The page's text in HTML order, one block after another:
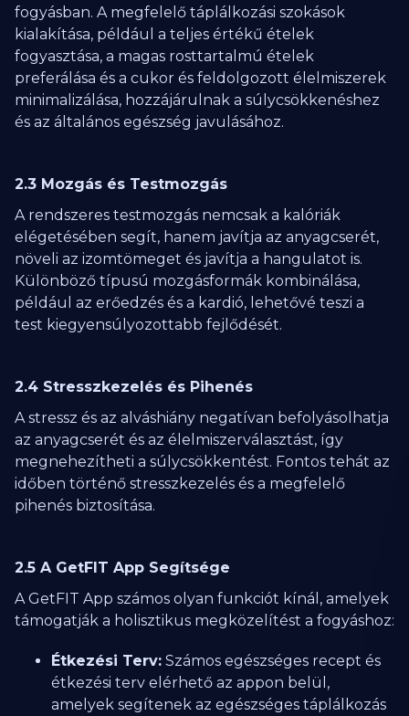
fogyásban. A megfelelő táplálkozási szokások
kialakítása, például a teljes értékű ételek
fogyasztása, a magas rosttartalmú ételek
preferálása és a cukor és feldolgozott élelmiszerek
minimalizálása, hozzájárulnak a súlycsökkenéshez
és az általános egészség javulásához.
2.3 Mozgás és Testmozgás
A rendszeres testmozgás nemcsak a kalóriák
elégetésében segít, hanem javítja az anyagcserét,
növeli az izomtömeget és javítja a hangulatot is.
Különböző típusú mozgásformák kombinálása,
például az erőedzés és a kardió, lehetővé teszi a
test kiegyensúlyozottabb fejlődését.
2.4 Stresszkezelés és Pihenés
A stressz és az alváshiány negatívan befolyásolhatja
az anyagcserét és az élelmiszerválasztást, így
megnehezítheti a súlycsökkentést. Fontos tehát az
időben történő stresszkezelés és a megfelelő
pihenés biztosítása.
2.5 A GetFIT App Segítsége
A GetFIT App számos olyan funkciót kínál, amelyek
támogatják a holisztikus megközelítést a fogyáshoz:
Étkezési Terv: Számos egészséges recept és
étkezési terv elérhető az appon belül,
amelyek segítenek az egészséges táplálkozás